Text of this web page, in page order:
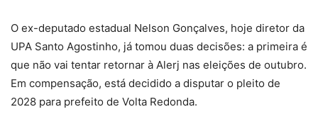
O ex-deputado estadual Nelson Gonçalves, hoje diretor da
UPA Santo Agostinho, já tomou duas decisões: a primeira é
que não vai tentar retornar à Alerj nas eleições de outubro.
Em compensação, está decidido a disputar o pleito de
2028 para prefeito de Volta Redonda.